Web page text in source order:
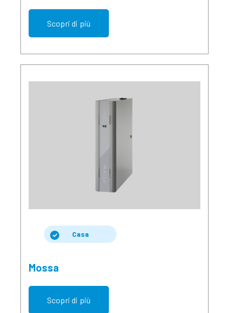
Scopri di più
Casa
Mossa
Scopri di più